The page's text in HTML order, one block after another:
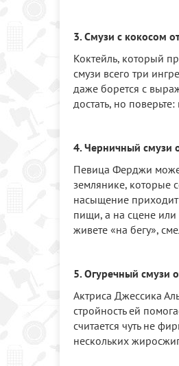
3. Смузи с кокосом
Коктейль, который
смузи всего три
даже борется с
достать, но
4. Черничный смузи
Певица Ферджи
землянике, которые
насыщение приходит
пищи, а на сцене
живете «на бегу»,
5. Огуречный смузи
Актриса Джессика
стройность ей
считается чуть не
нескольких